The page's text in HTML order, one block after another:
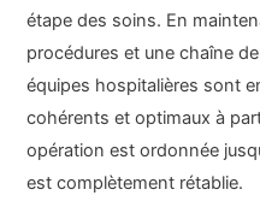
étape des soins. En
procédures et une chaîne
équipes hospitalières sont
cohérents et optimaux à
opération est ordonnée
est complètement rétablie.